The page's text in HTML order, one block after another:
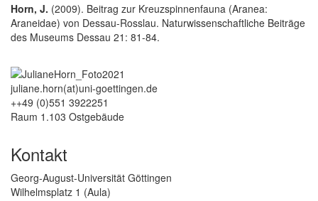
Horn, J. (2009). Beitrag zur Kreuzspinnenfauna (Aranea:
Araneidae) von Dessau-Rosslau. Naturwissenschaftliche Beiträge
des Museums Dessau 21: 81-84.
juliane.horn(at)uni-goettingen.de
++49 (0)551 3922251
Raum 1.103 Ostgebäude
Kontakt
Georg-August-Universität Göttingen
Wilhelmsplatz 1 (Aula)